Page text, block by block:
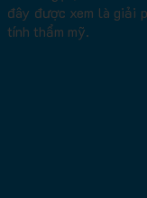
đây được xem là giải
tính thẩm mỹ.